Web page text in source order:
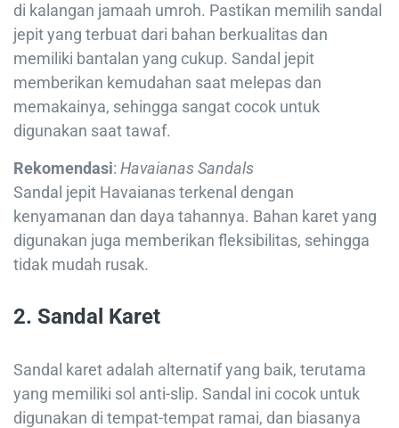
di kalangan jamaah umroh. Pastikan memilih sandal
jepit yang terbuat dari bahan berkualitas dan
memiliki bantalan yang cukup. Sandal jepit
memberikan kemudahan saat melepas dan
memakainya, sehingga sangat cocok untuk
digunakan saat tawaf.
Rekomendasi: Havaianas Sandals
Sandal jepit Havaianas terkenal dengan
kenyamanan dan daya tahannya. Bahan karet yang
digunakan juga memberikan fleksibilitas, sehingga
tidak mudah rusak.
2. Sandal Karet
Sandal karet adalah alternatif yang baik, terutama
yang memiliki sol anti-slip. Sandal ini cocok untuk
digunakan di tempat-tempat ramai, dan biasanya